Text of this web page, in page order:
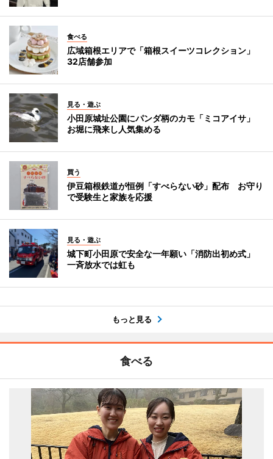
食べる
広域箱根エリアで「箱根スイーツコレクション」
32店舗参加
見る・遊ぶ
小田原城址公園にパンダ柄のカモ「ミコアイサ」
お堀に飛来し人気集める
買う
伊豆箱根鉄道が恒例「すべらない砂」配布 お守り
で受験生と家族を応援
見る・遊ぶ
城下町小田原で安全な一年願い「消防出初め式」
一斉放水では虹も
もっと見る
食べる